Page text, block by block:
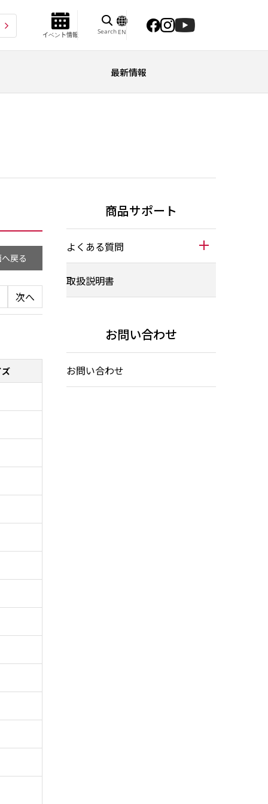
イベント情報 Search EN
最新情報
戻る
次へ
商品サポート
よくある質問
取扱説明書
お問い合わせ
お問い合わせ